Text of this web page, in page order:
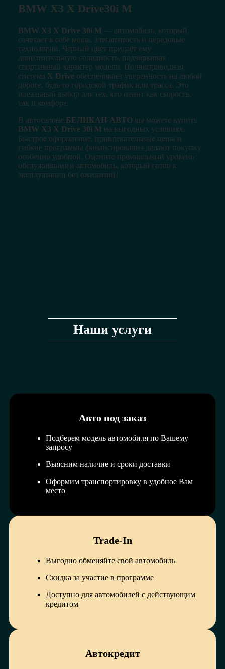
BMW X3 X Drive30i M
BMW X3 X Drive 30i M — автомобиль, который
сочетает в себе мощь, элегантность и передовые
технологии. Черный цвет придаёт ему
дополнительную солидность, подчёркивая
спортивный характер модели. Полноприводная
система X Driveобеспечивает уверенность на любой
дороге, будь то городской трафик или трасса. Это
идеальный выбор для тех, кто ценит как скорость,
так и комфорт.
В автосалоне БЕЛИКАН-АВТОвы можете купить
BMW X3 X Drive 30i M на выгодных условиях.
Быстрое оформление, привлекательные цены и
гибкие программы финансирования делают покупку
особенно удобной. Оцените премиальный уровень
обслуживания и автомобиль, который готов к
эксплуатации без ожиданий!
Наши услуги
Авто под заказ
Подберем модель автомобиля по Вашему
запросу
Выясним наличие и сроки доставки
Оформим транспортировку в удобное Вам
место
Trade-In
Выгодно обменяйте свой автомобиль
Скидка за участие в программе
Доступно для автомобилей с действующим
кредитом
Автокредит